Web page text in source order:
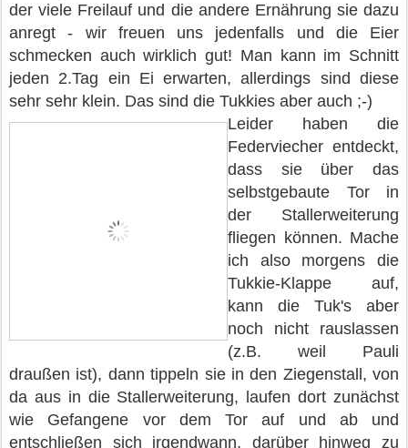
der viele Freilauf und die andere Ernährung sie dazu
anregt - wir freuen uns jedenfalls und die Eier
schmecken auch wirklich gut! Man kann im Schnitt
jeden 2.Tag ein Ei erwarten, allerdings sind diese
sehr sehr klein. Das sind die Tukkies aber auch ;-)
Leider haben die
Federviecher entdeckt,
dass sie über das
selbstgebaute Tor in
der Stallerweiterung
fliegen können. Mache
ich also morgens die
Tukkie-Klappe auf,
kann die Tuk's aber
noch nicht rauslassen
(z.B. weil Pauli
draußen ist), dann tippeln sie in den Ziegenstall, von
da aus in die Stallerweiterung, laufen dort zunächst
wie Gefangene vor dem Tor auf und ab und
entschließen sich irgendwann, darüber hinweg zu